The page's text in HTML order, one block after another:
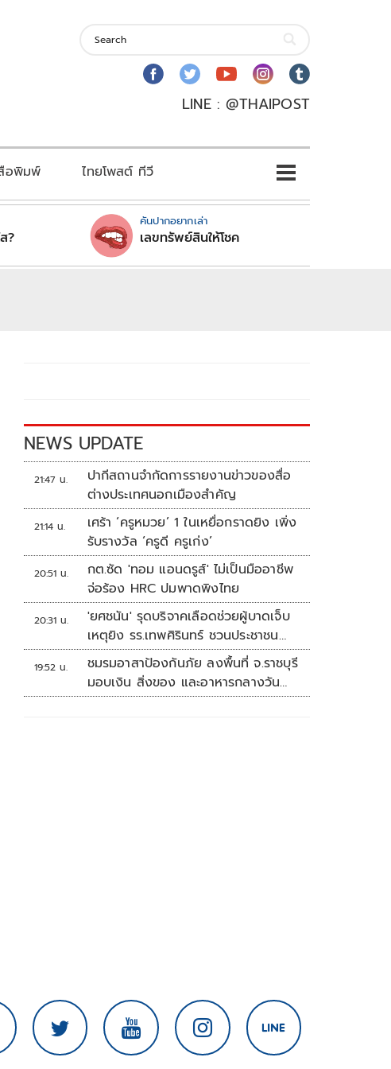
LINE : @THAIPOST
อพิมพ์ ไทยโพสต์ ทีวี
?
คันปากอยากเล่า
เลขทรัพย์สินให้โชค
NEWS UPDATE
21:47 น.
ปากีสถานจำกัดการรายงานข่าวของสื่อ
ต่างประเทศนอกเมืองสำคัญ
21:14 น.
เศร้า ‘ครูหมวย’ 1 ในเหยื่อกราดยิง เพิ่ง
รับรางวัล ‘ครูดี ครูเก่ง’
20:51 น.
กต.ซัด 'ทอม แอนดรูส์' ไม่เป็นมืออาชีพ
จ่อร้อง HRC ปมพาดพิงไทย
20:31 น.
'ยศชนัน' รุดบริจาคเลือดช่วยผู้บาดเจ็บ
เหตุยิง รร.เทพศิรินทร์ ชวนประชาชน
ร่วมบริจาค
19:52 น.
ชมรมอาสาป้องกันภัย ลงพื้นที่ จ.ราชบุรี
มอบเงิน สิ่งของ และอาหารกลางวัน
แก่โรงเรียนบ้านหนองน้ำใส